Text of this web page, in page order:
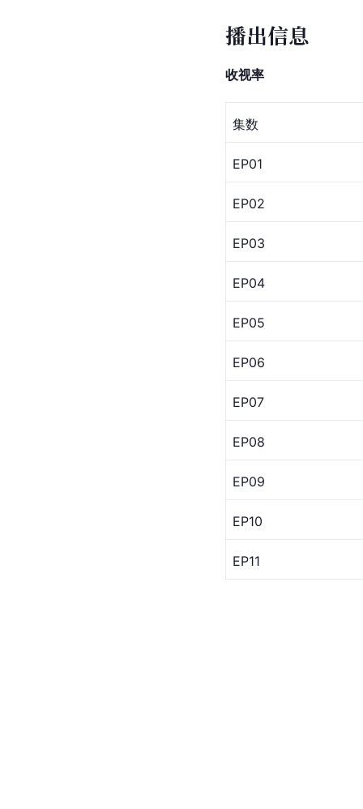
播出信息
收视率
集数
EP01
EP02
EP03
EP04
EP05
EP06
EP07
EP08
EP09
EP10
EP11